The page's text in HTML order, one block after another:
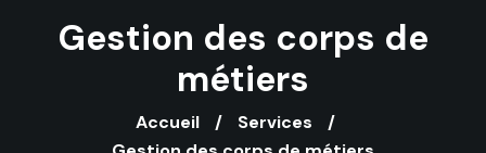
Gestion des corps de
métiers
Accueil
Services